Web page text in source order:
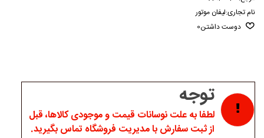
نام تجاری:لیفان موتور
دوست داشتن0
توجه
لطفا به علت نوسانات قیمت و موجودی کالاها، قبل
از ثبت سفارش با مدیریت فروشگاه تماس بگیرید.